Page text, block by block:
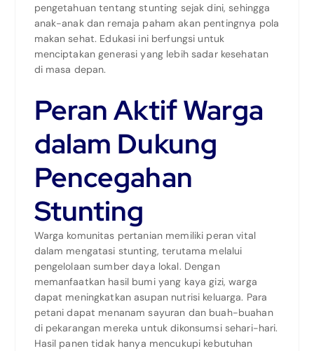
pengetahuan tentang stunting sejak dini, sehingga
anak-anak dan remaja paham akan pentingnya pola
makan sehat. Edukasi ini berfungsi untuk
menciptakan generasi yang lebih sadar kesehatan
di masa depan.
Peran Aktif Warga
dalam Dukung
Pencegahan
Stunting
Warga komunitas pertanian memiliki peran vital
dalam mengatasi stunting, terutama melalui
pengelolaan sumber daya lokal. Dengan
memanfaatkan hasil bumi yang kaya gizi, warga
dapat meningkatkan asupan nutrisi keluarga. Para
petani dapat menanam sayuran dan buah-buahan
di pekarangan mereka untuk dikonsumsi sehari-hari.
Hasil panen tidak hanya mencukupi kebutuhan